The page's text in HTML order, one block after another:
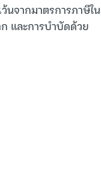
นจากมาตรการภาษีใน
และการบำบัดด้วย